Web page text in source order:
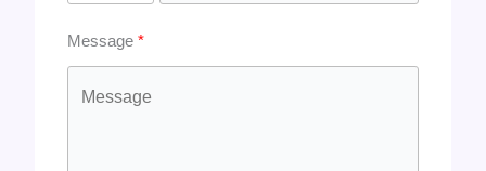
Message